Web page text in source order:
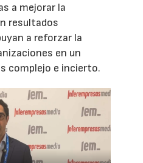
a mejorar la
resultados
a reforzar la
en un
complejo e incierto.